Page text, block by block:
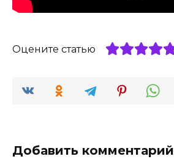
Оцените статью
Добавить комментарий